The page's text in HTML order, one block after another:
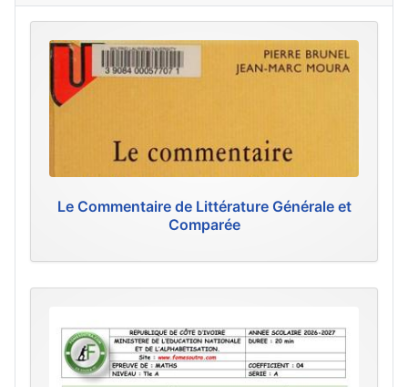
Le Commentaire de Littérature Générale et
Comparée